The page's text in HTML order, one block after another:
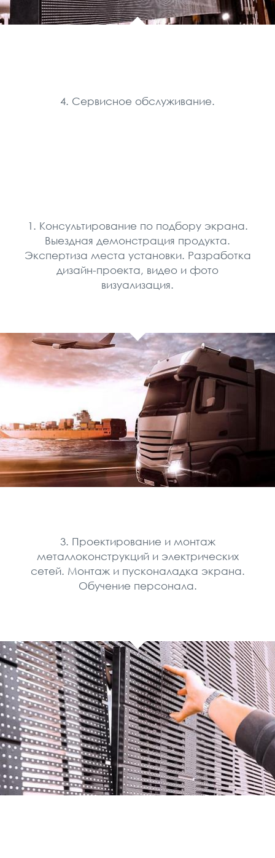
4. Сервисное обслуживание.
1. Консультирование по подбору экрана.
Выездная демонстрация продукта.
Экспертиза места установки. Разработка
дизайн-проекта, видео и фото
визуализация.
3. Проектирование и монтаж
металлоконструкций и электрических
сетей. Монтаж и пусконаладка экрана.
Обучение персонала.